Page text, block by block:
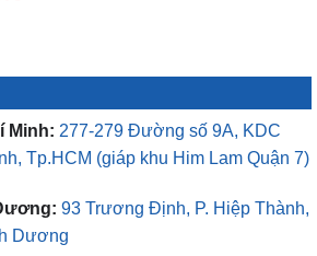
Minh: 277-279 Đường số 9A, KDC
Tp.HCM (giáp khu Him Lam Quận 7)
93 Trương Định, P. Hiệp Thành,
Dương